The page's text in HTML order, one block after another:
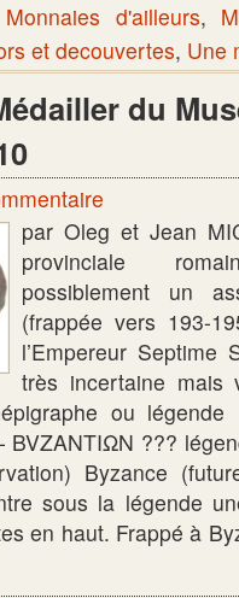
Monnaies d'ailleurs,
et decouvertes, Une
du
par Oleg et Jean
provinciale
possiblement un
(frappée vers 193-
l’Empereur Septime
très incertaine mais
ou
BVZANTIΩN ???
Byzance
sous la légende
en haut. Frappé à